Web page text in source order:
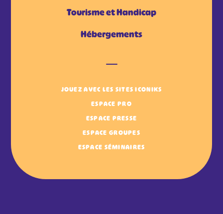
Tourisme et Handicap
Hébergements
JOUEZ AVEC LES SITES ICONIKS
ESPACE PRO
ESPACE PRESSE
ESPACE GROUPES
ESPACE SÉMINAIRES